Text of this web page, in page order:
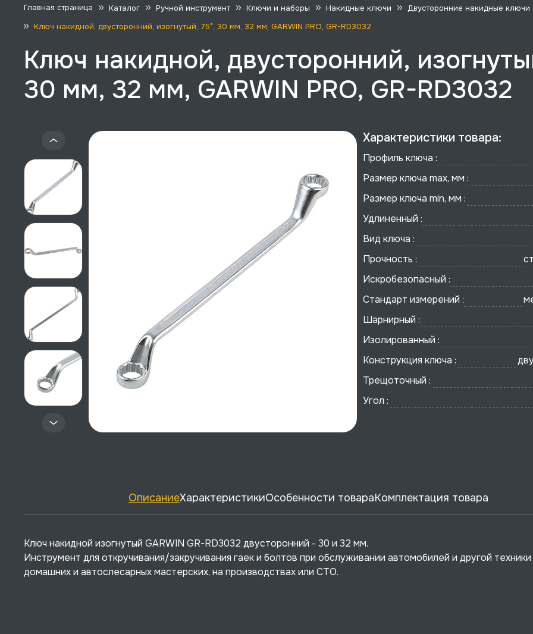
Главная страница Каталог Ручной инструмент Ключи и наборы Накидные ключи
Двусторонние накидные ключи
Ключ накидной, двусторонний, изогнутый, 75°, 30 мм, 32 мм, GARWIN PRO, GR-RD3032
Ключ накидной, двусторонний,
30 мм, 32 мм, GARWIN PRO, GR-RD3032
Характеристики товара:
Профиль ключа :
Размер ключа max, мм :
Размер ключа min, мм :
Удлиненный :
Вид ключа :
Прочность :
Искробезопасный :
Стандарт измерений :
Шарнирный :
Изолированный :
Конструкция ключа :
Трещоточный :
Угол :
ОписаниеХарактеристикиОсобенности товараКомплектация товара
Ключ накидной изогнутый GARWIN GR-RD3032 двусторонний - 30 и 32 мм.
Инструмент для откручивания/закручивания гаек и болтов при обслуживании автомобилей и другой техники
домашних и автослесарных мастерских, на производствах или СТО.